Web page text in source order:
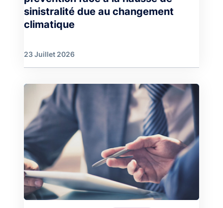
sinistralité due au changement
climatique
23 Juillet 2026
Image